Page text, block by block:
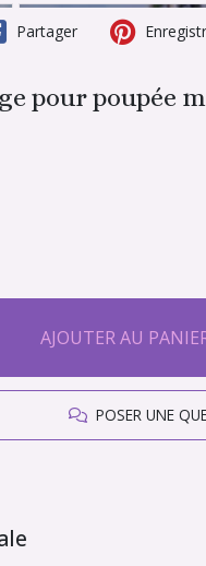
Partager
pour poupée
AJOUTER AU
POSER UNE